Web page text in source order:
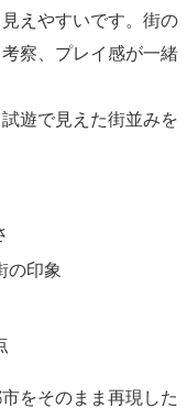
えやすいです。街の
察、プレイ感が一緒
遊で見えた街並みを
の印象
をそのまま再現した